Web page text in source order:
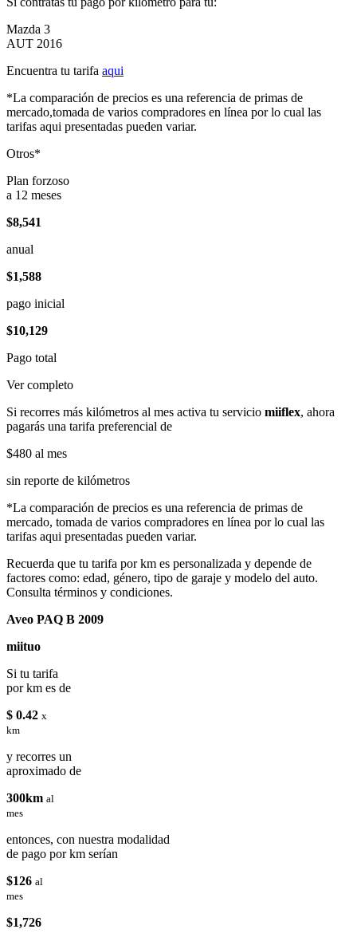
Mazda 3
AUT 2016
Encuentra tu tarifa aqui
*La comparación de precios es una referencia de primas de
mercado,tomada de varios compradores en línea por lo cual las
tarifas aqui presentadas pueden variar.
Otros*
Plan forzoso
a 12 meses
$8,541
anual
$1,588
pago inicial
$10,129
Pago total
Ver completo
Si recorres más kilómetros al mes activa tu servicio miiflex, ahora
pagarás una tarifa preferencial de
$480 al mes
sin reporte de kilómetros
*La comparación de precios es una referencia de primas de
mercado, tomada de varios compradores en línea por lo cual las
tarifas aqui presentadas pueden variar.
Recuerda que tu tarifa por km es personalizada y depende de
factores como: edad, género, tipo de garaje y modelo del auto.
Consulta términos y condiciones.
Aveo PAQ B 2009
miituo
Si tu tarifa
por km es de
$ 0.42 x
km
y recorres un
aproximado de
300km al
mes
entonces, con nuestra modalidad
de pago por km serían
$126 al
mes
$1,726